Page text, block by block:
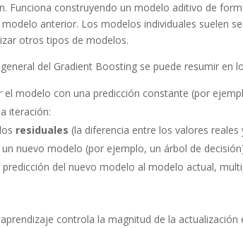
Funciona construyendo un modelo aditivo de
anterior. Los modelos individuales suelen
otros tipos de modelos.
del Gradient Boosting se puede resumir en
el modelo con una predicción constante (por
iteración:
residuales (la diferencia entre los valores
un nuevo modelo (por ejemplo, un árbol de
predicción del nuevo modelo al modelo actual,
controla la magnitud de la